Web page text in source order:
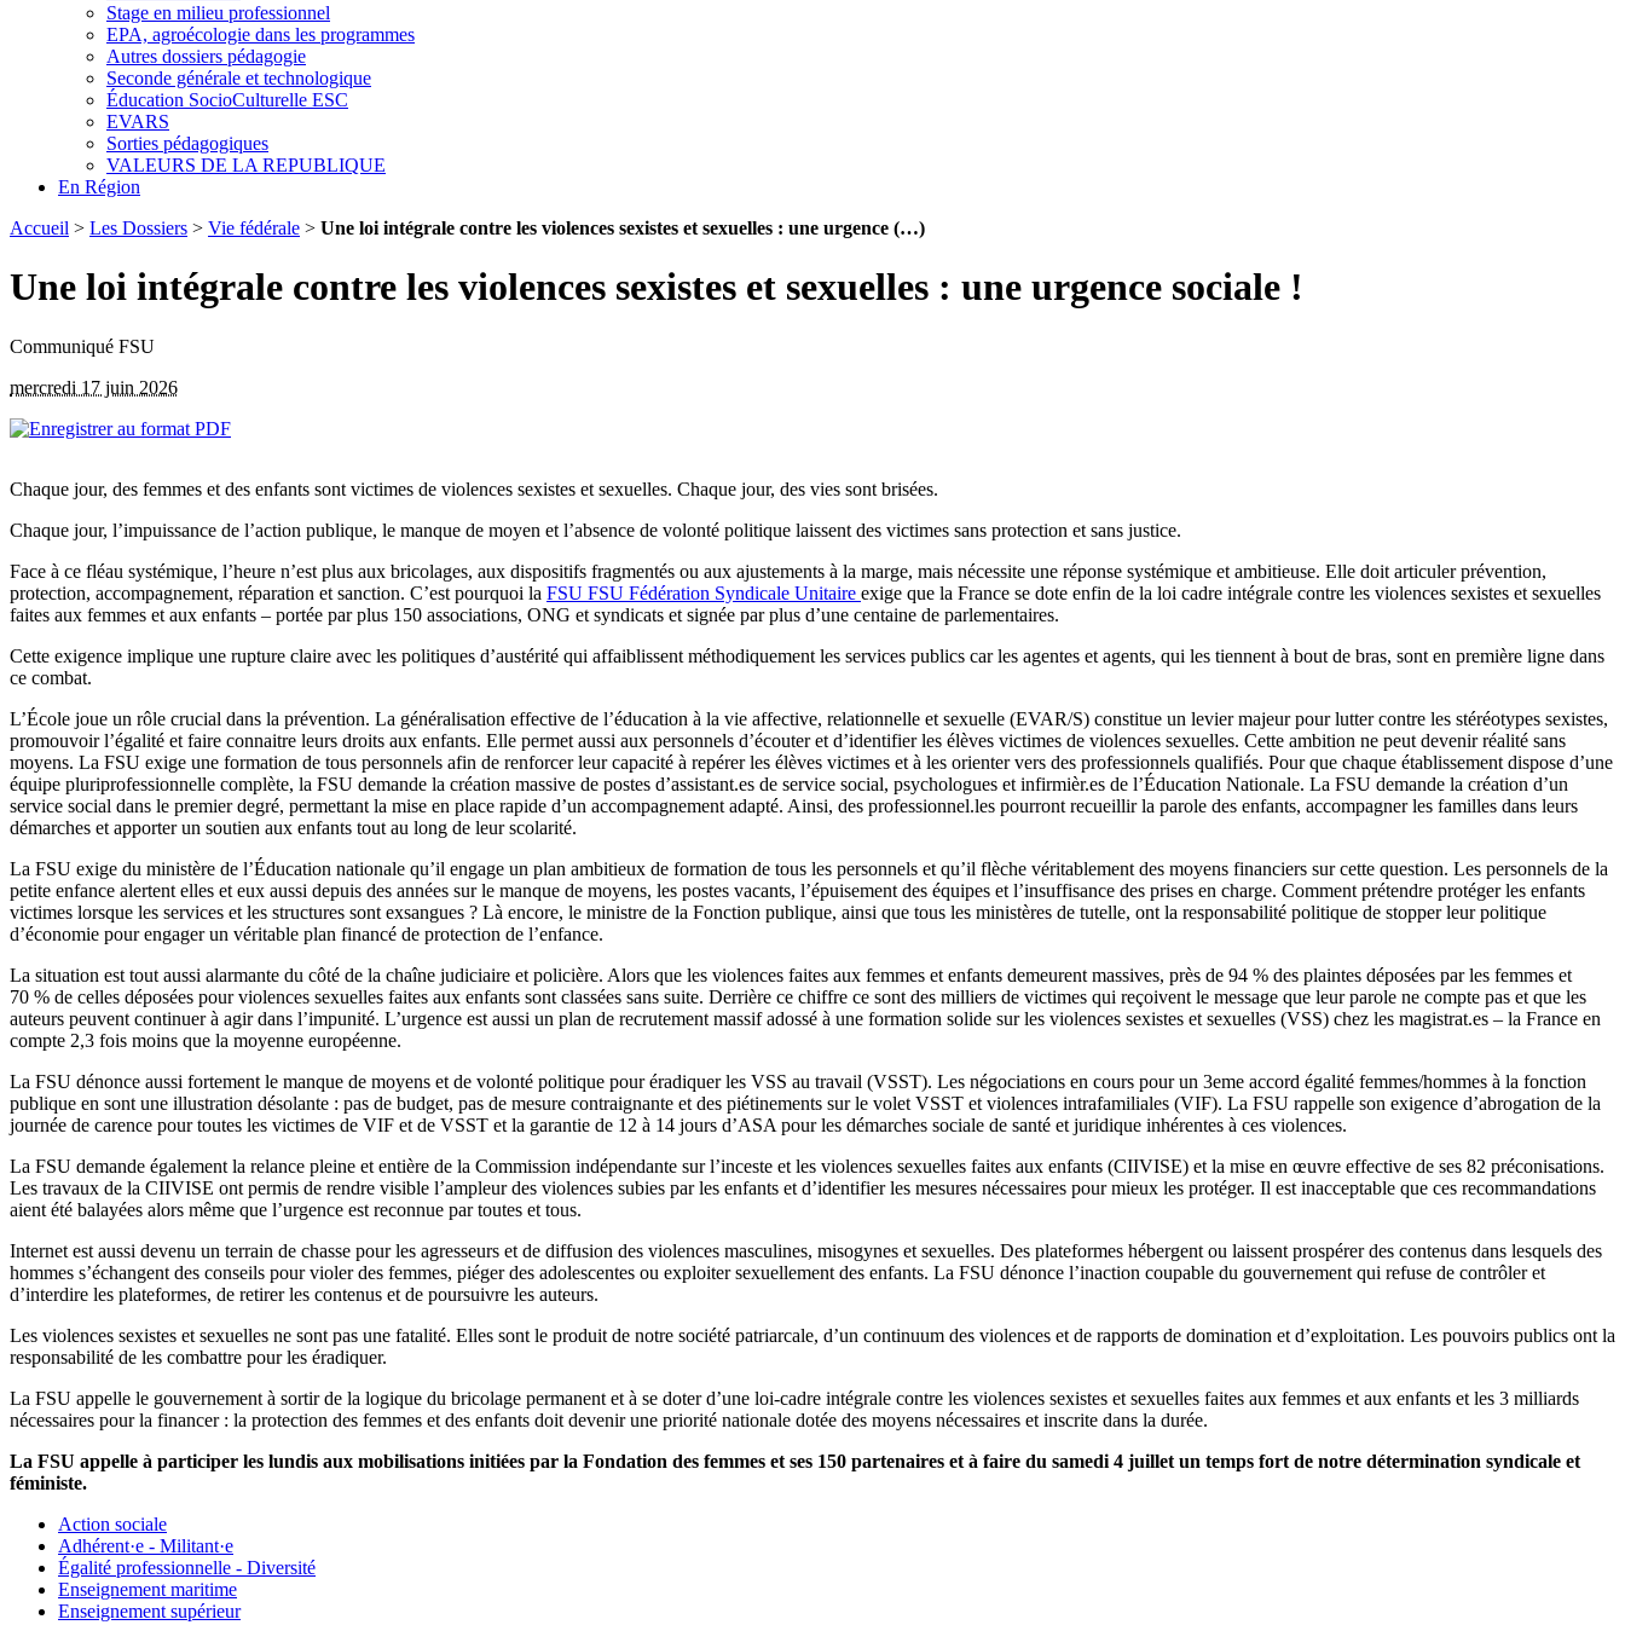
Stage en milieu professionnel
EPA, agroécologie dans les programmes
Autres dossiers pédagogie
Seconde générale et technologique
Éducation SocioCulturelle ESC
EVARS
Sorties pédagogiques
VALEURS DE LA REPUBLIQUE
En Région
Accueil > Les Dossiers > Vie fédérale > Une loi intégrale contre les violences sexistes et sexuelles : une urgence (…)
Une loi intégrale contre les violences sexistes et sexuelles : une urgence sociale !
Communiqué FSU
mercredi 17 juin 2026
Chaque jour, des femmes et des enfants sont victimes de violences sexistes et sexuelles. Chaque jour, des vies sont brisées.
Chaque jour, l’impuissance de l’action publique, le manque de moyen et l’absence de volonté politique laissent des victimes sans protection et sans justice.
Face à ce fléau systémique, l’heure n’est plus aux bricolages, aux dispositifs fragmentés ou aux ajustements à la marge, mais nécessite une réponse systémique et ambitieuse. Elle doit articuler prévention,
protection, accompagnement, réparation et sanction. C’est pourquoi la FSU FSU Fédération Syndicale Unitaire exige que la France se dote enfin de la loi cadre intégrale contre les violences sexistes et sexuelles
faites aux femmes et aux enfants – portée par plus 150 associations, ONG et syndicats et signée par plus d’une centaine de parlementaires.
Cette exigence implique une rupture claire avec les politiques d’austérité qui affaiblissent méthodiquement les services publics car les agentes et agents, qui les tiennent à bout de bras, sont en première ligne dans
ce combat.
L’École joue un rôle crucial dans la prévention. La généralisation effective de l’éducation à la vie affective, relationnelle et sexuelle (EVAR/S) constitue un levier majeur pour lutter contre les stéréotypes sexistes,
promouvoir l’égalité et faire connaitre leurs droits aux enfants. Elle permet aussi aux personnels d’écouter et d’identifier les élèves victimes de violences sexuelles. Cette ambition ne peut devenir réalité sans
moyens. La FSU exige une formation de tous personnels afin de renforcer leur capacité à repérer les élèves victimes et à les orienter vers des professionnels qualifiés. Pour que chaque établissement dispose d’une
équipe pluriprofessionnelle complète, la FSU demande la création massive de postes d’assistant.es de service social, psychologues et infirmièr.es de l’Éducation Nationale. La FSU demande la création d’un
service social dans le premier degré, permettant la mise en place rapide d’un accompagnement adapté. Ainsi, des professionnel.les pourront recueillir la parole des enfants, accompagner les familles dans leurs
démarches et apporter un soutien aux enfants tout au long de leur scolarité.
La FSU exige du ministère de l’Éducation nationale qu’il engage un plan ambitieux de formation de tous les personnels et qu’il flèche véritablement des moyens financiers sur cette question. Les personnels de la
petite enfance alertent elles et eux aussi depuis des années sur le manque de moyens, les postes vacants, l’épuisement des équipes et l’insuffisance des prises en charge. Comment prétendre protéger les enfants
victimes lorsque les services et les structures sont exsangues ? Là encore, le ministre de la Fonction publique, ainsi que tous les ministères de tutelle, ont la responsabilité politique de stopper leur politique
d’économie pour engager un véritable plan financé de protection de l’enfance.
La situation est tout aussi alarmante du côté de la chaîne judiciaire et policière. Alors que les violences faites aux femmes et enfants demeurent massives, près de 94 % des plaintes déposées par les femmes et
70 % de celles déposées pour violences sexuelles faites aux enfants sont classées sans suite. Derrière ce chiffre ce sont des milliers de victimes qui reçoivent le message que leur parole ne compte pas et que les
auteurs peuvent continuer à agir dans l’impunité. L’urgence est aussi un plan de recrutement massif adossé à une formation solide sur les violences sexistes et sexuelles (VSS) chez les magistrat.es – la France en
compte 2,3 fois moins que la moyenne européenne.
La FSU dénonce aussi fortement le manque de moyens et de volonté politique pour éradiquer les VSS au travail (VSST). Les négociations en cours pour un 3eme accord égalité femmes/hommes à la fonction
publique en sont une illustration désolante : pas de budget, pas de mesure contraignante et des piétinements sur le volet VSST et violences intrafamiliales (VIF). La FSU rappelle son exigence d’abrogation de la
journée de carence pour toutes les victimes de VIF et de VSST et la garantie de 12 à 14 jours d’ASA pour les démarches sociale de santé et juridique inhérentes à ces violences.
La FSU demande également la relance pleine et entière de la Commission indépendante sur l’inceste et les violences sexuelles faites aux enfants (CIIVISE) et la mise en œuvre effective de ses 82 préconisations.
Les travaux de la CIIVISE ont permis de rendre visible l’ampleur des violences subies par les enfants et d’identifier les mesures nécessaires pour mieux les protéger. Il est inacceptable que ces recommandations
aient été balayées alors même que l’urgence est reconnue par toutes et tous.
Internet est aussi devenu un terrain de chasse pour les agresseurs et de diffusion des violences masculines, misogynes et sexuelles. Des plateformes hébergent ou laissent prospérer des contenus dans lesquels des
hommes s’échangent des conseils pour violer des femmes, piéger des adolescentes ou exploiter sexuellement des enfants. La FSU dénonce l’inaction coupable du gouvernement qui refuse de contrôler et
d’interdire les plateformes, de retirer les contenus et de poursuivre les auteurs.
Les violences sexistes et sexuelles ne sont pas une fatalité. Elles sont le produit de notre société patriarcale, d’un continuum des violences et de rapports de domination et d’exploitation. Les pouvoirs publics ont la
responsabilité de les combattre pour les éradiquer.
La FSU appelle le gouvernement à sortir de la logique du bricolage permanent et à se doter d’une loi-cadre intégrale contre les violences sexistes et sexuelles faites aux femmes et aux enfants et les 3 milliards
nécessaires pour la financer : la protection des femmes et des enfants doit devenir une priorité nationale dotée des moyens nécessaires et inscrite dans la durée.
La FSU appelle à participer les lundis aux mobilisations initiées par la Fondation des femmes et ses 150 partenaires et à faire du samedi 4 juillet un temps fort de notre détermination syndicale et
féministe.
Action sociale
Adhérent·e - Militant·e
Égalité professionnelle - Diversité
Enseignement maritime
Enseignement supérieur